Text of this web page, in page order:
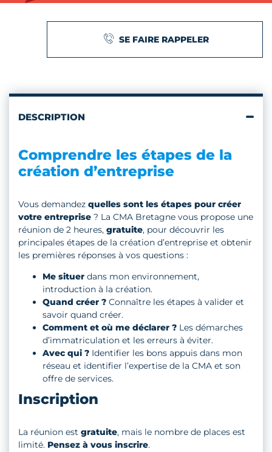
SE FAIRE RAPPELER
DESCRIPTION
Comprendre les étapes de la
création d’entreprise
Vous demandez quelles sont les étapes pour créer
votre entreprise ? La CMA Bretagne vous propose une
réunion de 2 heures, gratuite, pour découvrir les
principales étapes de la création d’entreprise et obtenir
les premières réponses à vos questions :
Me situer dans mon environnement,
introduction à la création.
Quand créer ? Connaître les étapes à valider et
savoir quand créer.
Comment et où me déclarer ? Les démarches
d’immatriculation et les erreurs à éviter.
Avec qui ? Identifier les bons appuis dans mon
réseau et identifier l’expertise de la CMA et son
offre de services.
Inscription
La réunion est gratuite, mais le nombre de places est
limité. Pensez à vous inscrire.